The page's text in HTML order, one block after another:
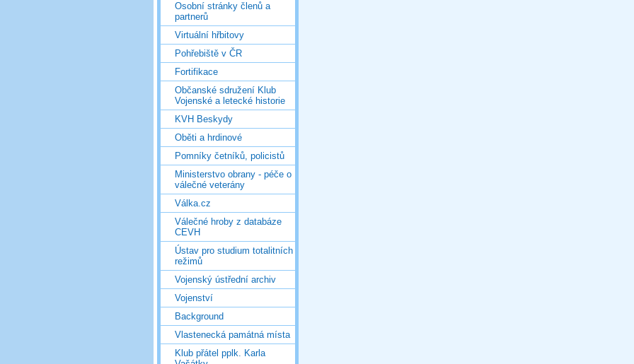
Osobní stránky členů a
partnerů
Virtuální hřbitovy
Pohřebiště v ČR
Fortifikace
Občanské sdružení Klub
Vojenské a letecké historie
KVH Beskydy
Oběti a hrdinové
Pomníky četníků, policistů
Ministerstvo obrany - péče o
válečné veterány
Válka.cz
Válečné hroby z databáze
CEVH
Ústav pro studium totalitních
režimů
Vojenský ústřední archiv
Vojenství
Background
Vlastenecká památná místa
Klub přátel pplk. Karla